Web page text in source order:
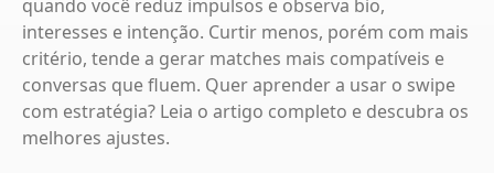
quando você reduz impulsos e observa bio,
interesses e intenção. Curtir menos, porém com mais
critério, tende a gerar matches mais compatíveis e
conversas que fluem. Quer aprender a usar o swipe
com estratégia? Leia o artigo completo e descubra os
melhores ajustes.